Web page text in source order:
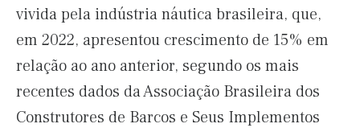
vivida pela indústria náutica brasileira, que,
em 2022, apresentou crescimento de 15% em
relação ao ano anterior, segundo os mais
recentes dados da Associação Brasileira dos
Construtores de Barcos e Seus Implementos